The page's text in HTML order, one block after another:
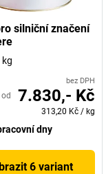
silniční značení
kg
bez DPH
od 7.830,- Kč
313,20 Kč / kg
dny
6 variant